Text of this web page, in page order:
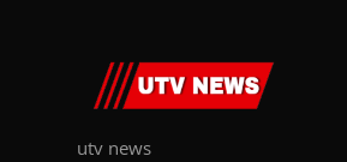
utv news